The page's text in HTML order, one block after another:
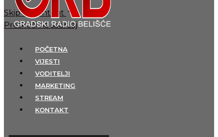
Skip to content
Preskoči na sadržaj
POČETNA
VIJESTI
VODITELJI
MARKETING
STREAM
KONTAKT